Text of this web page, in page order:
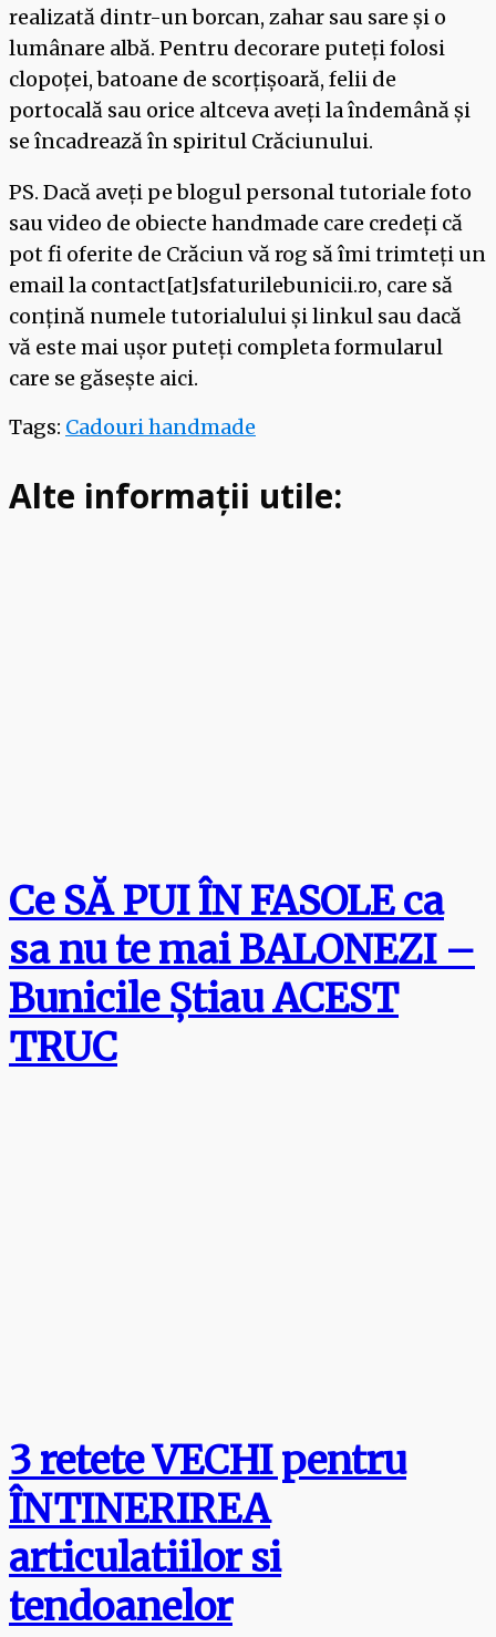
realizată dintr-un borcan, zahar sau sare și o
lumânare albă. Pentru decorare puteți folosi
clopoței, batoane de scorțișoară, felii de
portocală sau orice altceva aveți la îndemână și
se încadrează în spiritul Crăciunului.
PS. Dacă aveți pe blogul personal tutoriale foto
sau video de obiecte handmade care credeți că
pot fi oferite de Crăciun vă rog să îmi trimteți un
email la contact[at]sfaturilebunicii.ro, care să
conțină numele tutorialului și linkul sau dacă
vă este mai ușor puteți completa formularul
care se găsește aici.
Tags: Cadouri handmade
Alte informații utile:
Ce SĂ PUI ÎN FASOLE ca
sa nu te mai BALONEZI –
Bunicile Știau ACEST
TRUC
3 retete VECHI pentru
ÎNTINERIREA
articulatiilor si
tendoanelor